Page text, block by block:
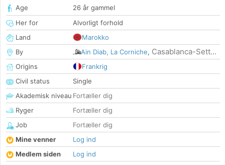
Age
26 år gammel
Her for
Alvorligt forhold
Land
Marokko
By
Ain Diab, La Corniche, Casablanca-Sett...
Origins
Frankrig
Civil status
Single
Akademisk niveau Fortæller dig
Ryger
Fortæller dig
Job
Fortæller dig
Mine venner
Log ind
Medlem siden
Log ind